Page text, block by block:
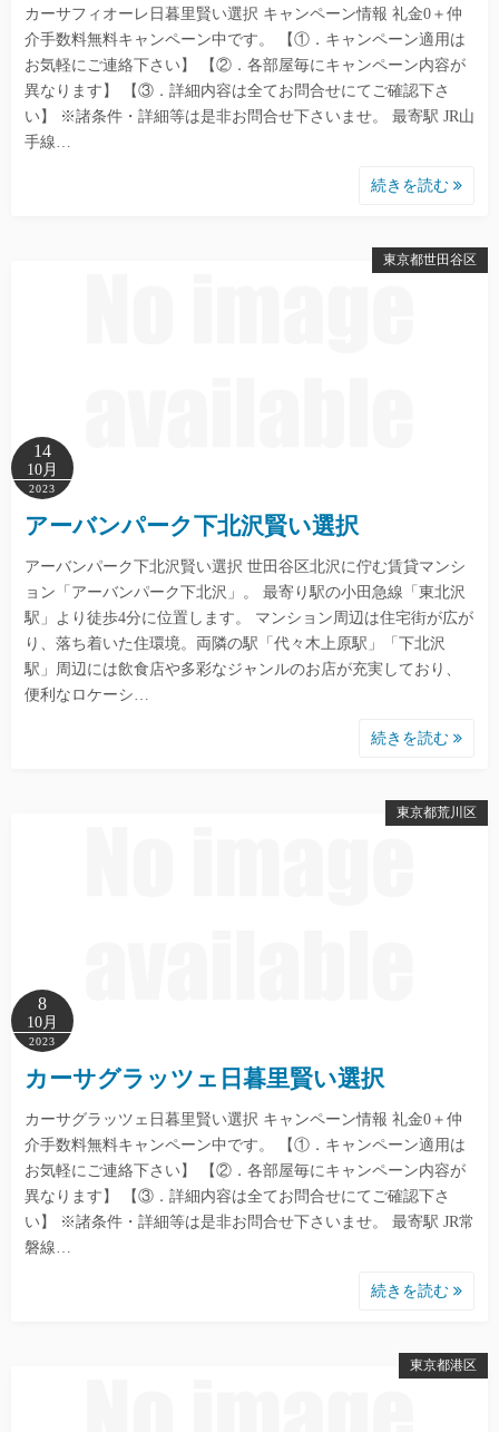
カーサフィオーレ日暮里賢い選択 キャンペーン情報 礼金0＋仲
介手数料無料キャンペーン中です。 【①．キャンペーン適用は
お気軽にご連絡下さい】 【②．各部屋毎にキャンペーン内容が
異なります】 【③．詳細内容は全てお問合せにてご確認下さ
い】 ※諸条件・詳細等は是非お問合せ下さいませ。 最寄駅 JR山
手線…
続きを読む
東京都世田谷区
14
10月
2023
アーバンパーク下北沢賢い選択
アーバンパーク下北沢賢い選択 世田谷区北沢に佇む賃貸マンシ
ョン「アーバンパーク下北沢」。 最寄り駅の小田急線「東北沢
駅」より徒歩4分に位置します。 マンション周辺は住宅街が広が
り、落ち着いた住環境。両隣の駅「代々木上原駅」「下北沢
駅」周辺には飲食店や多彩なジャンルのお店が充実しており、
便利なロケーシ…
続きを読む
東京都荒川区
8
10月
2023
カーサグラッツェ日暮里賢い選択
カーサグラッツェ日暮里賢い選択 キャンペーン情報 礼金0＋仲
介手数料無料キャンペーン中です。 【①．キャンペーン適用は
お気軽にご連絡下さい】 【②．各部屋毎にキャンペーン内容が
異なります】 【③．詳細内容は全てお問合せにてご確認下さ
い】 ※諸条件・詳細等は是非お問合せ下さいませ。 最寄駅 JR常
磐線…
続きを読む
東京都港区